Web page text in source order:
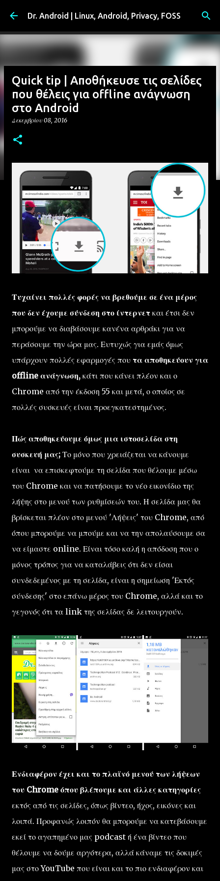
Μετάβαση στο κύριο περιεχόμενο
Dr. Android | Linux, Android, Privacy, FOSS
Quick tip | Αποθήκευσε τις σελίδες
που θέλεις για offline ανάγνωση
στο Android
Δεκεμβρίου 08, 2016
Τυχαίνει πολλές φορές να βρεθούμε σε ένα μέρος
που δεν έχουμε σύνδεση στο ίντερνετ και έτσι δεν
μπορούμε να διαβάσουμε κανένα αρθράκι για να
περάσουμε την ώρα μας. Ευτυχώς για εμάς όμως
υπάρχουν πολλές εφαρμογές που τα αποθηκεύουν για
offline ανάγνωση, κάτι που κάνει πλέον και ο
Chrome από την έκδοση 55 και μετά, ο οποίος σε
πολλές συσκευές είναι προεγκατεστημένος.
Πώς αποθηκεύουμε όμως μια ιστοσελίδα στη
συσκευή μας; Το μόνο που χρειάζεται να κάνουμε
είναι να επισκεφτούμε τη σελίδα που θέλουμε μέσω
του Chrome και να πατήσουμε το νέο εικονίδιο της
λήψης στο μενού των ρυθμίσεών του. Η σελίδα μας θα
βρίσκεται πλέον στο μενού 'Λήψεις' του Chrome, από
όπου μπορούμε να μπούμε και να την απολαύσουμε σα
να είμαστε online. Είναι τόσο καλή η απόδοση που ο
μόνος τρόπος για να καταλάβεις ότι δεν είσαι
συνδεδεμένος με τη σελίδα, είναι η σημείωση 'Εκτός
σύνδεσης' στο επάνω μέρος του Chrome, αλλά και το
γεγονός ότι τα link της σελίδας δε λειτουργούν.
Ενδιαφέρον έχει και το πλαϊνό μενού των λήψεων
του Chrome όπου βλέπουμε και άλλες κατηγορίες
εκτός από τις σελίδες, όπως βίντεο, ήχος, εικόνες και
λοιπά. Προφανώς λοιπόν θα μπορούμε να κατεβάσουμε
εκεί το αγαπημένο μας podcast ή ένα βίντεο που
θέλουμε να δούμε αργότερα, αλλά κάναμε τις δοκιμές
μας στο YouTube που είναι και το πιο ενδιαφέρον και